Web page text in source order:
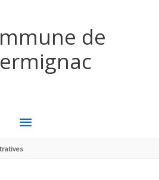
de
MENU
PRINCIPAL